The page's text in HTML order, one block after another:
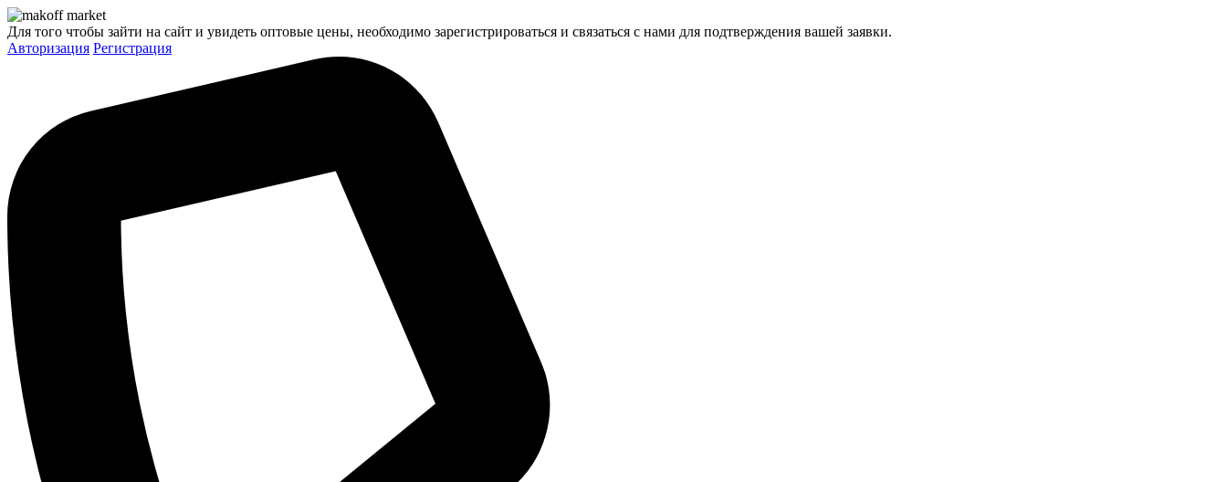
Для того чтобы зайти на сайт и увидеть оптовые цены, необходимо зарегистрироваться и связаться с нами для подтверждения вашей заявки.
Авторизация Регистрация